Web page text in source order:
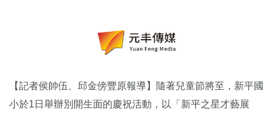
【記者侯帥伍、邱金傍豐原報導】隨著兒童節將至，新平國
小於1日舉辦別開生面的慶祝活動，以「新平之星才藝展